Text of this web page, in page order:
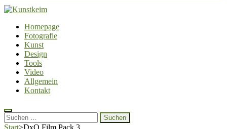
Kunstkeim
Fotografie, Design und Szene
Homepage
Fotografie
Kunst
Design
Tools
Video
Allgemein
Kontakt
Suchen
nach:
Start>DxO Film Pack 3